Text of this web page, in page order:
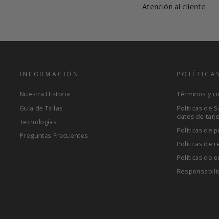
Atención al cliente
INFORMACIÓN
Nuestra Historia
Guía de Tallas
Tecnologías
Preguntas Frecuentes
POLÍTICAS
Términos y
Políticas de
datos de
Políticas de
Políticas de
Políticas de